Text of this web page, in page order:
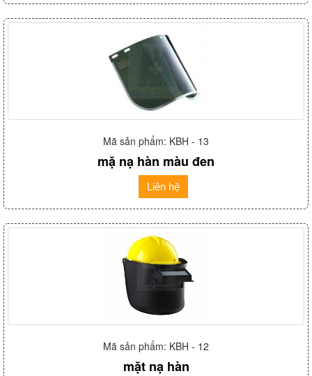
Mã sản phẩm: KBH - 13
mặ nạ hàn màu đen
Liên hệ
Mã sản phẩm: KBH - 12
mặt nạ hàn